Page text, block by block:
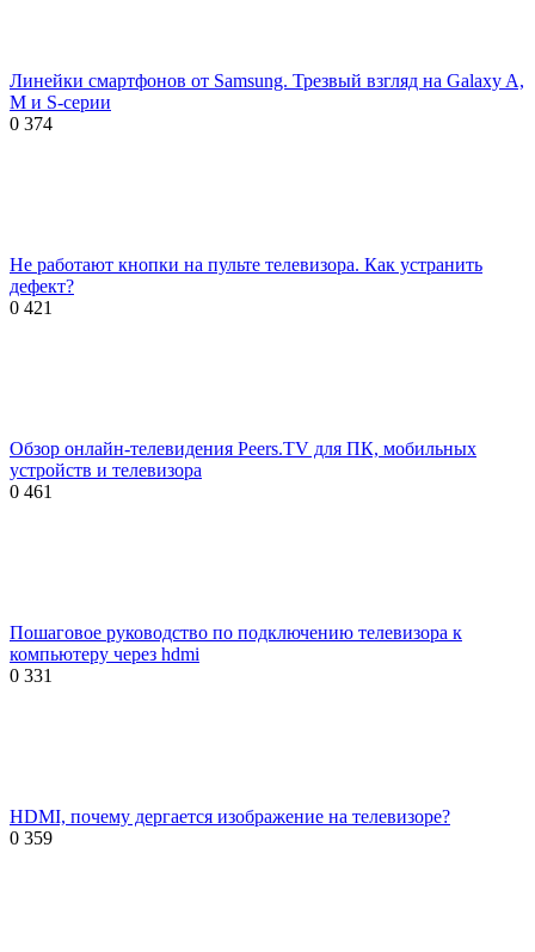
Линейки смартфонов от Samsung. Трезвый взгляд на Galaxy A,
M и S-серии
0 374
Не работают кнопки на пульте телевизора. Как устранить
дефект?
0 421
Обзор онлайн-телевидения Peers.TV для ПК, мобильных
устройств и телевизора
0 461
Пошаговое руководство по подключению телевизора к
компьютеру через hdmi
0 331
HDMI, почему дергается изображение на телевизоре?
0 359